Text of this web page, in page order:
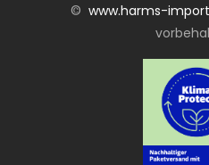
© www.harms-